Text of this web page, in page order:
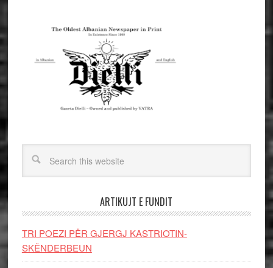
ARTIKUJT E FUNDIT
TRI POEZI PËR GJERGJ KASTRIOTIN-
SKËNDERBEUN